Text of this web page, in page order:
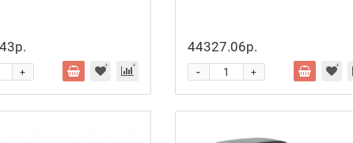
+
44327.06р.
+
-